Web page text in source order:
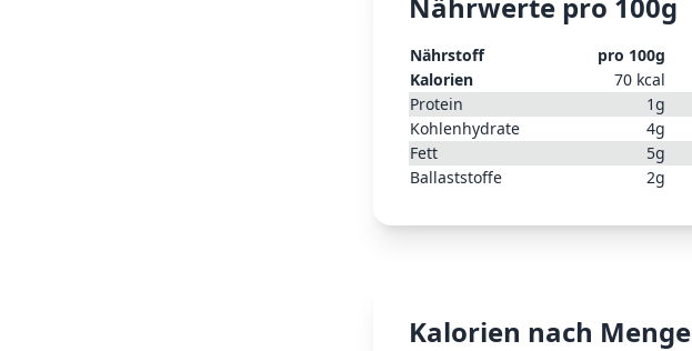
Nährstoff pro 100g
Kalorien
70 kcal
Protein
1g
Kohlenhydrate
4g
Fett
5g
Ballaststoffe
2g
Kalorien nach Menge